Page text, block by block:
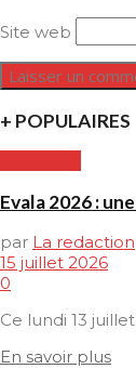
Site web
+ POPULAIRES
Evala 2026 :
par La redaction
15 juillet 2026
0
Ce lundi 13
En savoir plus